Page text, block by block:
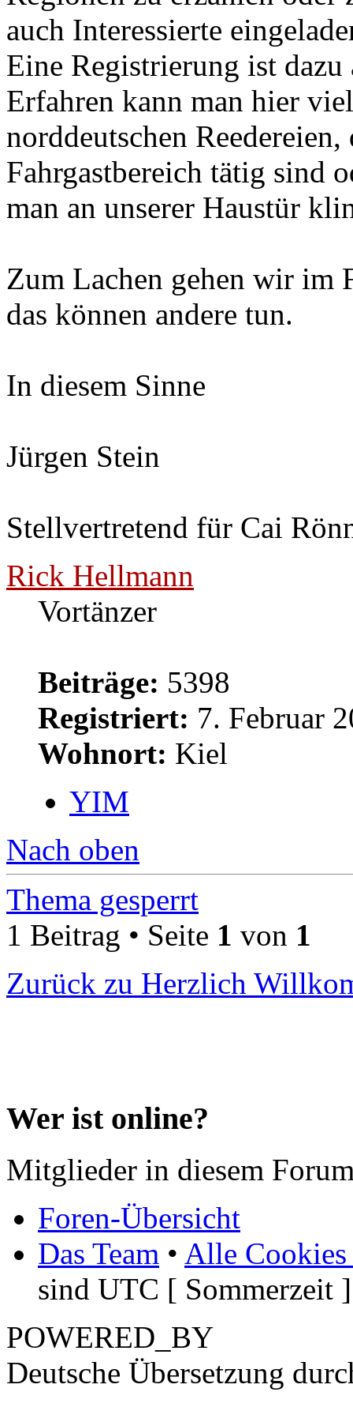
auch Interessierte
Eine Registrierung ist
Erfahren kann man hier
norddeutschen
Fahrgastbereich tätig sind
man an unserer Haustür
Zum Lachen gehen wir im
das können andere tun.
In diesem Sinne
Jürgen Stein
Stellvertretend für Cai
Rick Hellmann
Vortänzer
Beiträge: 5398
Registriert: 7. Februar
Wohnort: Kiel
YIM
Nach oben
Thema gesperrt
1 Beitrag • Seite 1 von 1
Zurück zu Herzlich
Wer ist online?
Mitglieder in diesem
Foren-Übersicht
Das Team • Alle Cookies
sind UTC [ Sommerzeit ]
POWERED_BY
Deutsche Übersetzung